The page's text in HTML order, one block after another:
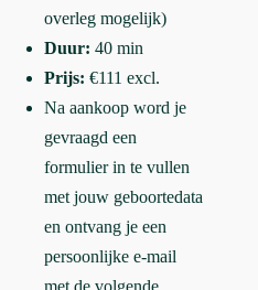
overleg mogelijk)
Duur: 40 min
Prijs: €111 excl.
Na aankoop word je
gevraagd een
formulier in te vullen
met jouw geboortedata
en ontvang je een
persoonlijke e-mail